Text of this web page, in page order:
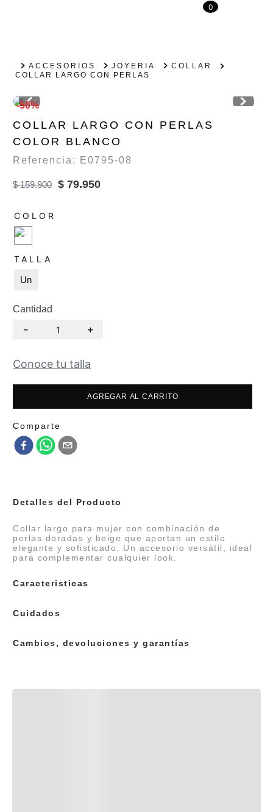
0
ACCESORIOS JOYERIA
COLLAR
COLLAR LARGO CON PERLAS
-50%
COLLAR LARGO CON PERLAS
COLOR BLANCO
Referencia : E0795-08
$ 159.900 $ 79.950
COLOR
TALLA
Unica
Cantidad
＋
－
Conoce tu talla
AGREGAR AL CARRITO
Comparte
Detalles del Producto
Collar largo para mujer con combinación de
perlas doradas y beige que aportan un estilo
elegante y sofisticado. Un accesorio versátil, ideal
para complementar cualquier look.
Caracteristicas
Cuidados
Cambios, devoluciones y garantías